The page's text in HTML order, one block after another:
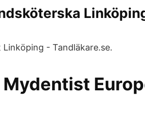
- Tandläkare.se.